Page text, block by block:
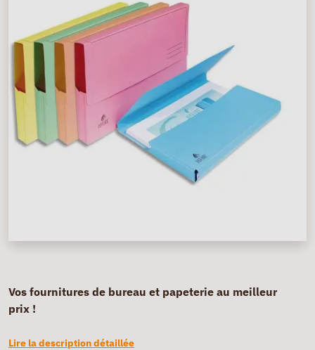
Vos fournitures de bureau et papeterie au meilleur
prix !
Lire la description détaillée